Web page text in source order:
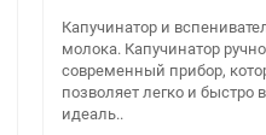
Капучинатор и
молока. Капучинатор
современный прибор,
позволяет легко и быстро
идеаль..